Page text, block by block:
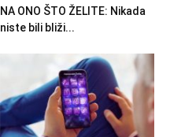
NA ONO ŠTO ŽELITE: Nikada
niste bili bliži...